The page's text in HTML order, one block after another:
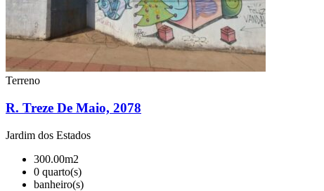
Terreno
R. Treze De Maio, 2078
Jardim dos Estados
300.00m2
0 quarto(s)
banheiro(s)